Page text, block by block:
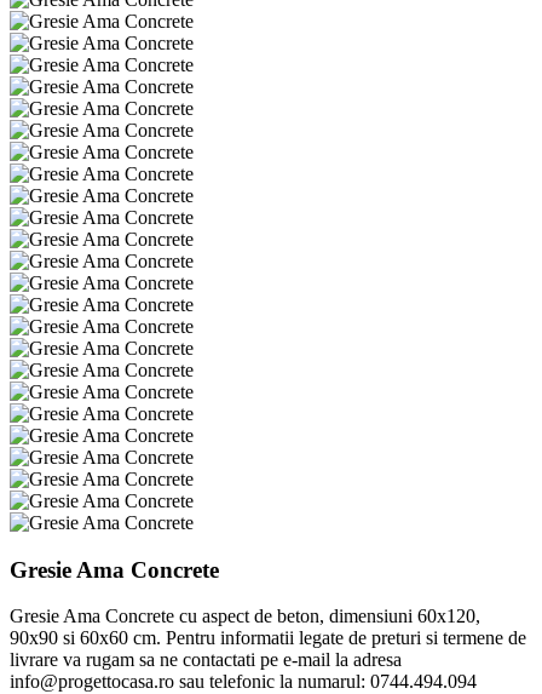
Gresie Ama Concrete
Gresie Ama Concrete cu aspect de beton, dimensiuni 60x120,
90x90 si 60x60 cm. Pentru informatii legate de preturi si termene de
livrare va rugam sa ne contactati pe e-mail la adresa
info@progettocasa.ro sau telefonic la numarul: 0744.494.094